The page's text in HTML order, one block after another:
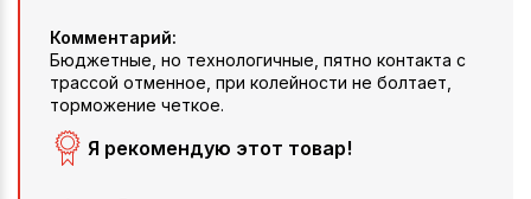
Комментарий:
Бюджетные, но технологичные, пятно контакта с
трассой отменное, при колейности не болтает,
торможение четкое.
Я рекомендую этот товар!